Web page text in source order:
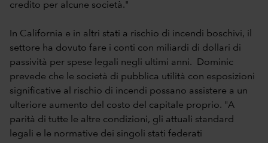
credito per alcune società."
In California e in altri stati a rischio di incendi boschivi, il
settore ha dovuto fare i conti con miliardi di dollari di
passività per spese legali negli ultimi anni. Dominic
prevede che le società di pubblica utilità con esposizioni
significative al rischio di incendi possano assistere a un
ulteriore aumento del costo del capitale proprio. "A
parità di tutte le altre condizioni, gli attuali standard
legali e le normative dei singoli stati federati